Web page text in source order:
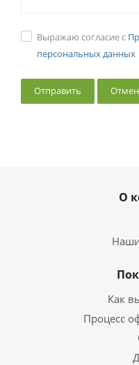
Выражаю согласие с
персональных данных
О
Как
Процесс